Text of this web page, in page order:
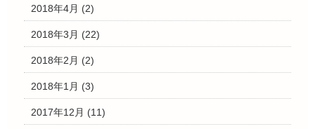
2018年4月 (2)
2018年3月 (22)
2018年2月 (2)
2018年1月 (3)
2017年12月 (11)